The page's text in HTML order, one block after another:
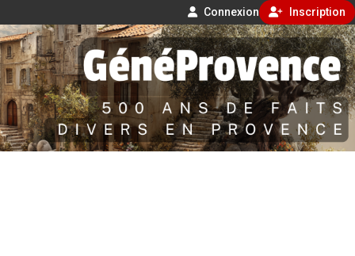
Connexion Inscription
Aller
au
contenu
GénéProvence
500 ans de faits divers en Provence